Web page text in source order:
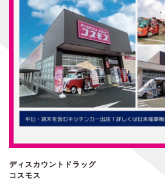
ディスカウントドラッグ
コスモス